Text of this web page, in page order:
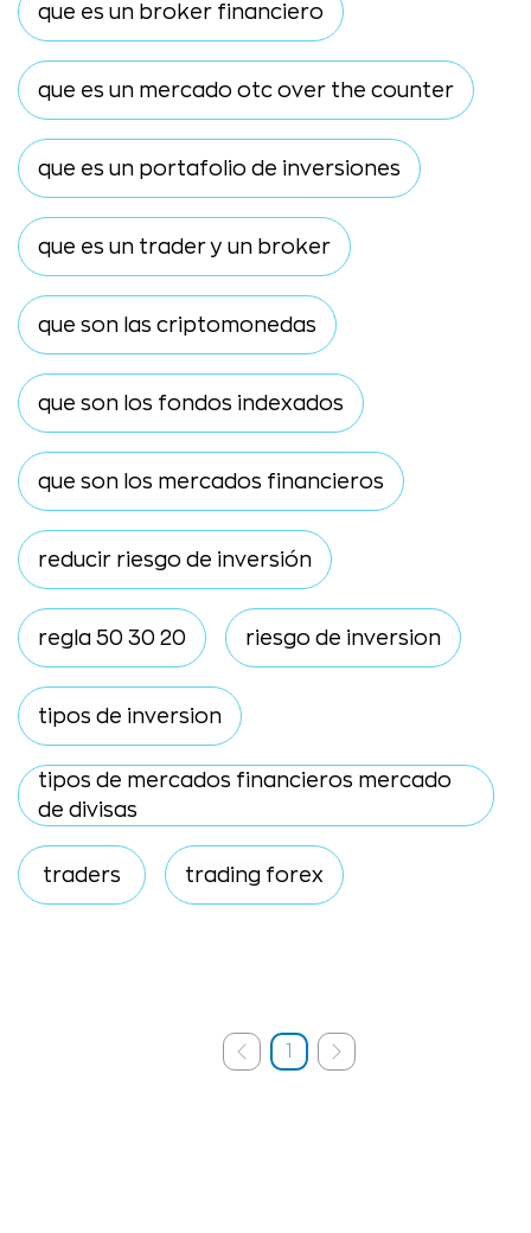
que es un broker financiero
que es un mercado otc over the counter
que es un portafolio de inversiones
que es un trader y un broker
que son las criptomonedas
que son los fondos indexados
que son los mercados financieros
reducir riesgo de inversión
regla 50 30 20 riesgo de inversion
tipos de inversion
tipos de mercados financieros mercado
de divisas
traders trading forex
1